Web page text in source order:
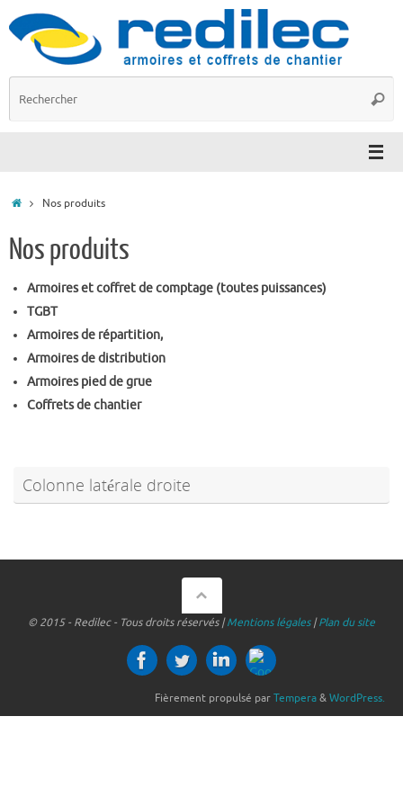
au
contenu
AccueilNos produits
Nos produits
Armoires et coffret de comptage (toutes puissances)
TGBT
Armoires de répartition,
Armoires de distribution
Armoires pied de grue
Coffrets de chantier
Colonne latérale droite
© 2015 - Redilec - Tous droits réservés |Mentions légales|Plan du site
Fièrement propulsé parTempera&WordPress.